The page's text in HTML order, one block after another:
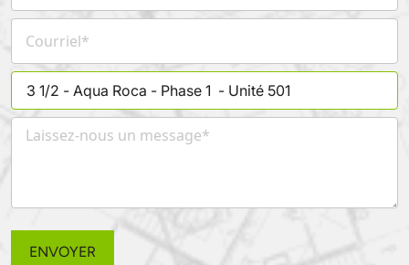
Courriel*
Laissez-nous un message*
ENVOYER